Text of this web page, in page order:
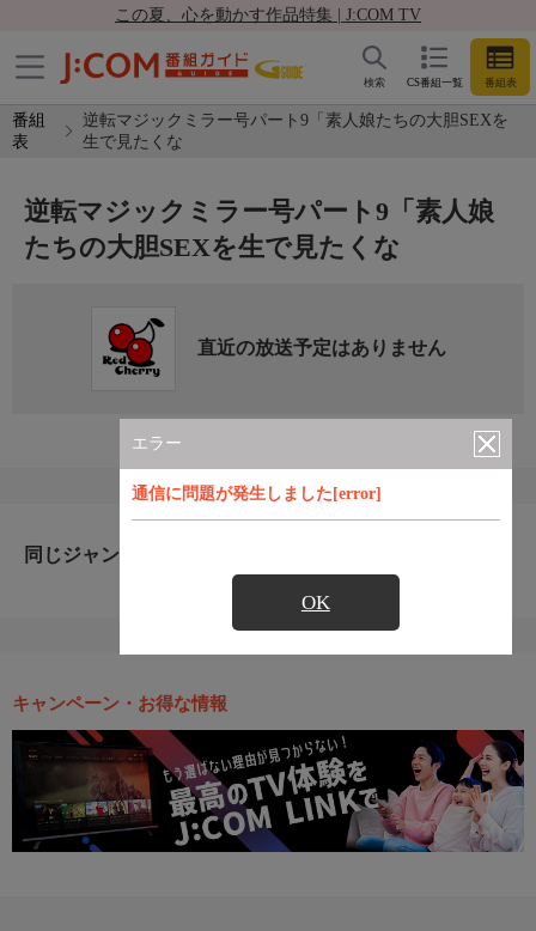
この夏、心を動かす作品特集 | J:COM TV
CS番組一覧 番組表
検索
番組
表
逆転マジックミラー号パート9「素人娘たちの大胆SEXを
生で見たくな
エラー
通信に問題が発生しました[error]
OK
逆転マジックミラー号パート9「素人娘
たちの大胆SEXを生で見たくな
直近の放送予定はありません
同じジャンルのおすすめ番組
キャンペーン・お得な情報